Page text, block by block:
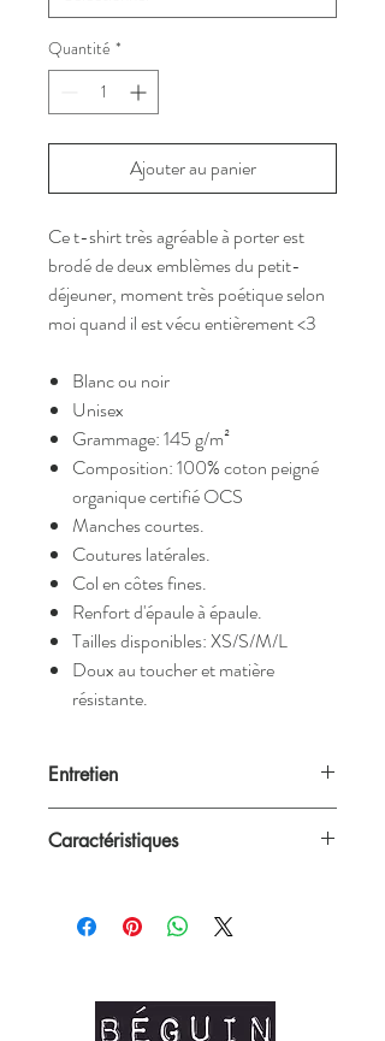
Quantité *
Ajouter au panier
Ce t-shirt très agréable à porter est
brodé de deux emblèmes du petit-
déjeuner, moment très poétique selon
moi quand il est vécu entièrement <3
Blanc ou noir
Unisex
Grammage: 145 g/m²
Composition: 100% coton peigné
organique certifié OCS
Manches courtes.
Coutures latérales.
Col en côtes fines.
Renfort d'épaule à épaule.
Tailles disponibles: XS/S/M/L
Doux au toucher et matière
résistante.
Entretien
mais nous recommandons néanmoins un
Caractéristiques
Unisex (convient aux femmes et aux
hommes)
organique certifié OCS #coton bio